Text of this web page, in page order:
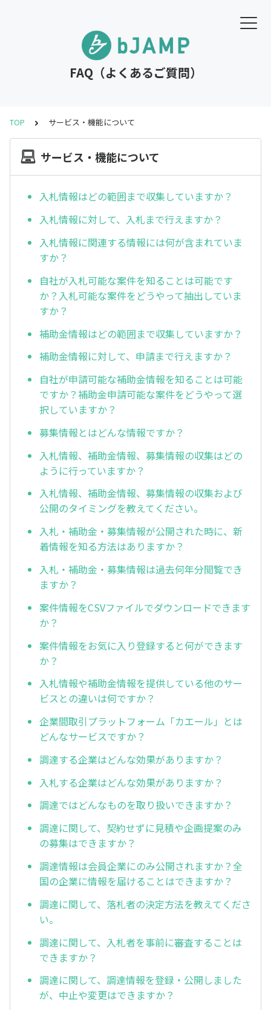
FAQ（よくあるご質問）
TOP サービス・機能について
サービス・機能について
入札情報はどの範囲まで収集していますか？
入札情報に対して、入札まで行えますか？
入札情報に関連する情報には何が含まれていま
すか？
自社が入札可能な案件を知ることは可能です
か？入札可能な案件をどうやって抽出していま
すか？
補助金情報はどの範囲まで収集していますか？
補助金情報に対して、申請まで行えますか？
自社が申請可能な補助金情報を知ることは可能
ですか？補助金申請可能な案件をどうやって選
択していますか？
募集情報とはどんな情報ですか？
入札情報、補助金情報、募集情報の収集はどの
ように行っていますか？
入札情報、補助金情報、募集情報の収集および
公開のタイミングを教えてください。
入札・補助金・募集情報が公開された時に、新
着情報を知る方法はありますか？
入札・補助金・募集情報は過去何年分閲覧でき
ますか？
案件情報をCSVファイルでダウンロードできます
か？
案件情報をお気に入り登録すると何ができます
か？
入札情報や補助金情報を提供している他のサー
ビスとの違いは何ですか？
企業間取引プラットフォーム「カエール」とは
どんなサービスですか？
調達する企業はどんな効果がありますか？
入札する企業はどんな効果がありますか？
調達ではどんなものを取り扱いできますか？
調達に関して、契約せずに見積や企画提案のみ
の募集はできますか？
調達情報は会員企業にのみ公開されますか？全
国の企業に情報を届けることはできますか？
調達に関して、落札者の決定方法を教えてくださ
い。
調達に関して、入札者を事前に審査することは
できますか？
調達に関して、調達情報を登録・公開しました
が、中止や変更はできますか？